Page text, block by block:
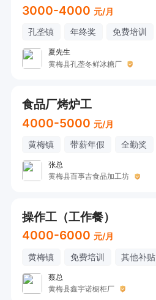
3000-4000 元/月
孔垄镇 年终奖 免费培训
夏先生
黄梅县孔垄冬鲜冰糖厂
食品厂烤炉工
4000-5000 元/月
黄梅镇 带薪年假 全勤奖
张总
黄梅县百事吉食品加工坊
操作工（工作餐）
4000-6000 元/月
黄梅镇 免费培训 其他补贴
蔡总
黄梅县鑫宇诺橱柜厂